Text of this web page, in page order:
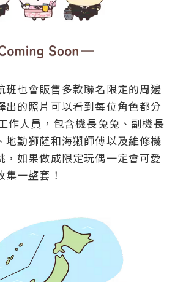
班也會販售多款聯名限定的周邊
出的照片可以看到每位角色都分
作人員，包含機長兔兔、副機長
地勤獅薩和海獺師傅以及維修機
，如果做成限定玩偶一定會可愛
一整套！